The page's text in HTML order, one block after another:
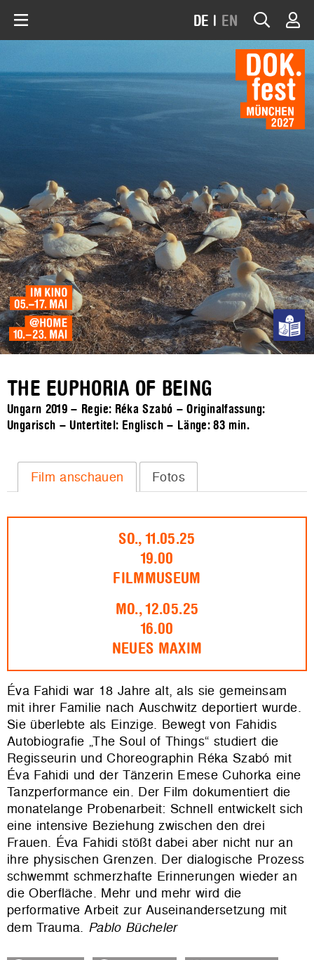
DE | EN
THE EUPHORIA OF BEING
Ungarn 2019 – Regie: Réka Szabó – Originalfassung:
Ungarisch – Untertitel: Englisch – Länge:83 min.
Film anschauen Fotos
SO., 11.05.25
19.00
FILMMUSEUM
MO., 12.05.25
16.00
NEUES MAXIM
Éva Fahidi war 18 Jahre alt, als sie gemeinsam
mit ihrer Familie nach Auschwitz deportiert wurde.
Sie überlebte als Einzige. Bewegt von Fahidis
Autobiografie „The Soul of Things“ studiert die
Regisseurin und Choreographin Réka Szabó mit
Éva Fahidi und der Tänzerin Emese Cuhorka eine
Tanzperformance ein. Der Film dokumentiert die
monatelange Probenarbeit: Schnell entwickelt sich
eine intensive Beziehung zwischen den drei
Frauen. Éva Fahidi stößt dabei aber nicht nur an
ihre physischen Grenzen. Der dialogische Prozess
schwemmt schmerzhafte Erinnerungen wieder an
die Oberfläche. Mehr und mehr wird die
performative Arbeit zur Auseinandersetzung mit
dem Trauma. Pablo Bücheler